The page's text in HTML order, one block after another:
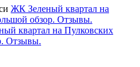
ЖК Зеленый квартал на
обзор. Отзывы.
квартал на Пулковских
Отзывы.